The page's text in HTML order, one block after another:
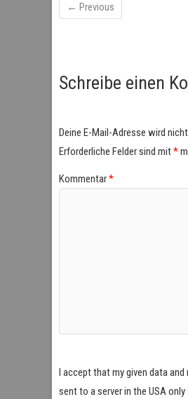
← Previous
Schreibe einen
Deine E-Mail-Adresse wird
Erforderliche Felder sind mit*
Kommentar*
I accept that my given data and
sent to a server in the USA